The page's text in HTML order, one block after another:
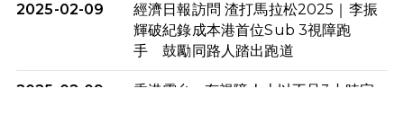
2025-02-09
經濟日報訪問 渣打馬拉松2025｜李振
輝破紀錄成本港首位Sub 3視障跑
手 鼓勵同路人踏出跑道
2025-02-09
香港電台 - 有視障人士以不足3小時完